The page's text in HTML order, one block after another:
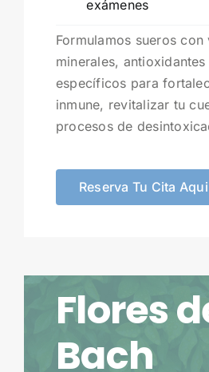
exámenes
Formulamos sueros con
minerales,
específicos para
inmune, revitalizar tu
procesos de
Reserva Tu Cita Aqui
Flores
Bach